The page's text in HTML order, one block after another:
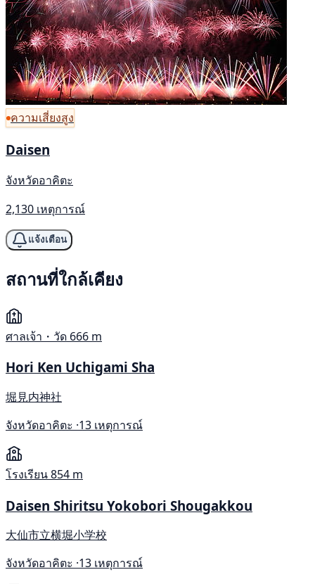
ความเสี่ยงสูง
Daisen
จังหวัดอาคิตะ
2,130 เหตุการณ์
แจ้งเตือน
สถานที่ใกล้เคียง
ศาลเจ้า・วัด 666 m
Hori Ken Uchigami Sha
堀見内神社
จังหวัดอาคิตะ ·13 เหตุการณ์
โรงเรียน854 m
Daisen Shiritsu Yokobori Shougakkou
大仙市立横堀小学校
จังหวัดอาคิตะ ·13 เหตุการณ์